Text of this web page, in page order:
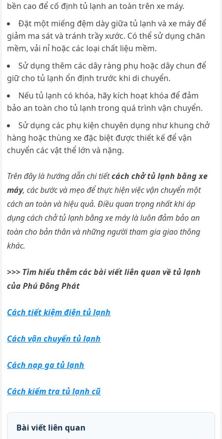
bền cao để cố định tủ lạnh an toàn trên xe máy.
Đặt một miếng đệm dày giữa tủ lạnh và xe máy để
giảm ma sát và tránh trầy xước. Có thể sử dụng chăn
mềm, vải nỉ hoặc các loại chất liệu mềm.
Sử dụng thêm các dây ràng phụ hoặc dây chun để
giữ cho tủ lạnh ổn định trước khi di chuyển.
Nếu tủ lạnh có khóa, hãy kích hoạt khóa để đảm
bảo an toàn cho tủ lạnh trong quá trình vận chuyển.
Sử dụng các phụ kiện chuyên dụng như khung chở
hàng hoặc thùng xe đặc biệt được thiết kế để vận
chuyển các vật thể lớn và nặng.
Trên đây là hướng dẫn chi tiếtcách chở tủ lạnh bằng xe
máy, các bước và mẹo để thực hiện việc vận chuyển một
cách an toàn và hiệu quả. Điều quan trọng nhất khi áp
dụng cách chở tủ lạnh bằng xe máy là luôn đảm bảo an
toàn cho bản thân và những người tham gia giao thông
khác.
>>> Tìm hiểu thêm các bài viết liên quan về tủ lạnh
của Phú Đông Phát
Cách tiết kiệm điện tủ lạnh
Cách vận chuyển tủ lạnh
Cách nạp ga tủ lạnh
Cách kiểm tra tủ lạnh cũ
Bài viết liên quan